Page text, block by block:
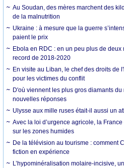
Au Soudan, des mères marchent des
de la malnutrition
Ukraine : à mesure que la guerre
paient le prix
Ebola en RDC : en un peu plus de
record de 2018-2020
En visite au Liban, le chef des droits de
pour les victimes du conflit
D'où viennent les plus gros diamants
nouvelles réponses
Ulysse aux mille ruses était-il aussi un
Avec la loi d’urgence agricole, la
sur les zones humides
De la télévision au tourisme : comment
fiction en expérience
L’hypominéralisation molaire-incisive,